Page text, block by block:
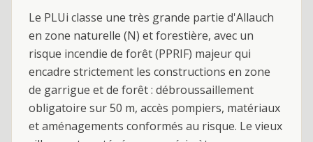
Le PLUi classe une très grande partie d'Allauch
en zone naturelle (N) et forestière, avec un
risque incendie de forêt (PPRIF) majeur qui
encadre strictement les constructions en zone
de garrigue et de forêt : débroussaillement
obligatoire sur 50 m, accès pompiers, matériaux
et aménagements conformés au risque. Le vieux